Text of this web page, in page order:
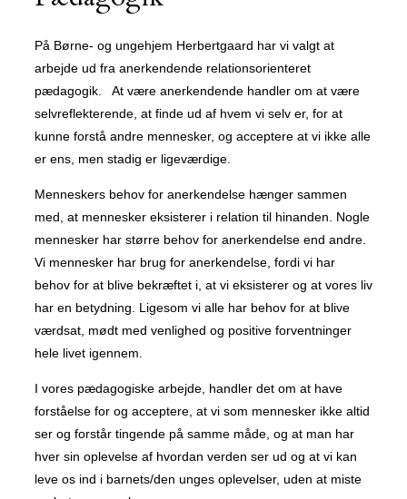
På Børne- og ungehjem Herbertgaard har vi valgt at
arbejde ud fra anerkendende relationsorienteret
pædagogik. At være anerkendende handler om at være
selvreflekterende, at finde ud af hvem vi selv er, for at
kunne forstå andre mennesker, og acceptere at vi ikke alle
er ens, men stadig er ligeværdige.
Menneskers behov for anerkendelse hænger sammen
med, at mennesker eksisterer i relation til hinanden. Nogle
mennesker har større behov for anerkendelse end andre.
Vi mennesker har brug for anerkendelse, fordi vi har
behov for at blive bekræftet i, at vi eksisterer og at vores liv
har en betydning. Ligesom vi alle har behov for at blive
værdsat, mødt med venlighed og positive forventninger
hele livet igennem.
I vores pædagogiske arbejde, handler det om at have
forståelse for og acceptere, at vi som mennesker ikke altid
ser og forstår tingende på samme måde, og at man har
hver sin oplevelse af hvordan verden ser ud og at vi kan
leve os ind i barnets/den unges oplevelser, uden at miste